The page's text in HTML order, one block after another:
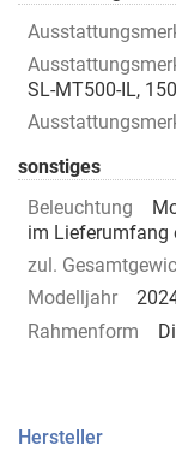
SL-MT500-IL,
sonstiges
Beleuchtung
im Lieferumfang
zul.
Modelljahr
Rahmenform
Hersteller